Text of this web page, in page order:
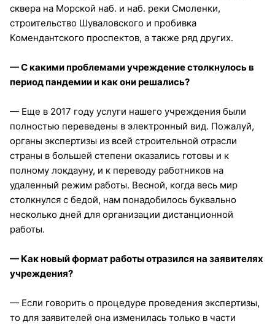
сквера на Морской наб. и наб. реки Смоленки,
строительство Шуваловского и пробивка
Комендантского проспектов, а также ряд других.
— С какими проблемами учреждение столкнулось в
период пандемии и как они решались?
— Еще в 2017 году услуги нашего учреждения были
полностью переведены в электронный вид. Пожалуй,
органы экспертизы из всей строительной отрасли
страны в большей степени оказались готовы и к
полному локдауну, и к переводу работников на
удаленный режим работы. Весной, когда весь мир
столкнулся с бедой, нам понадобилось буквально
несколько дней для организации дистанционной
работы.
— Как новый формат работы отразился на заявителях
учреждения?
— Если говорить о процедуре проведения экспертизы,
то для заявителей она изменилась только в части